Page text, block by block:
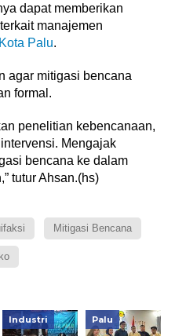
dapat memberikan
manajemen
Kota Palu.
agar mitigasi bencana
formal.
penelitian kebencanaan,
Mengajak
bencana ke dalam
tutur Ahsan.(hs)
Mitigasi Bencana
Industri Palu